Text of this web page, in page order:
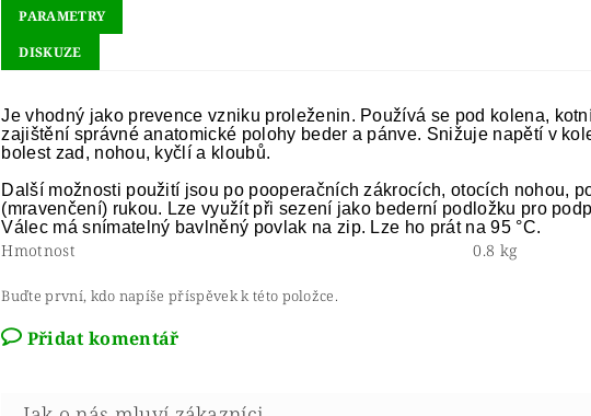
PARAMETRY
DISKUZE
Je vhodný jako prevence vzniku proleženin. Používá se pod kolena,
zajištění správné anatomické polohy beder a pánve. Snižuje napětí v
bolest zad, nohou, kyčlí a kloubů.
Další možnosti použití jsou po pooperačních zákrocích, otocích nohou,
(mravenčení) rukou. Lze využít při sezení jako bederní podložku pro
Válec má snímatelný bavlněný povlak na zip. Lze ho prát na 95 °C.
Hmotnost 0.8 kg
Buďte první, kdo napíše příspěvek k této položce.
Přidat komentář